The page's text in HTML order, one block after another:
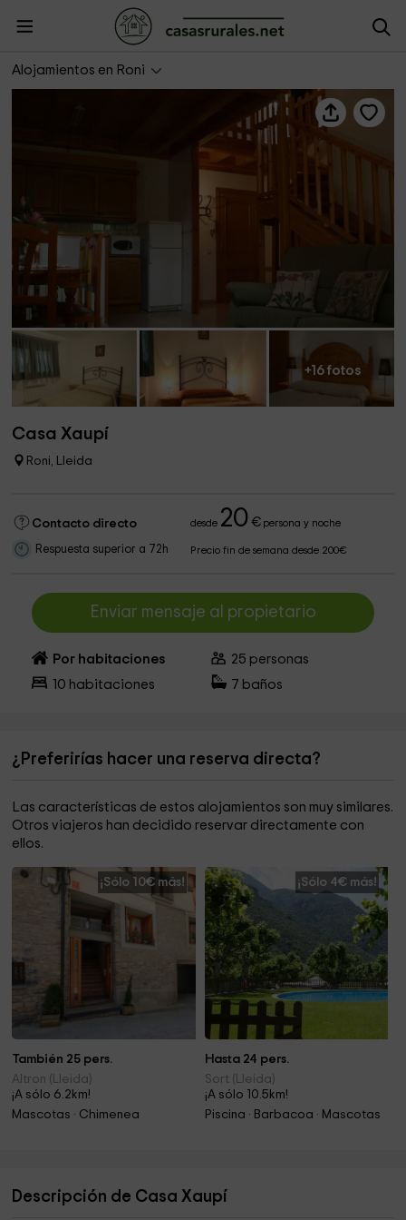
Alojamientos en Roni
+16 fotos
Casa Xaupí
Roni, Lleida
Contacto directo desde 20 €persona y noche
Respuesta superior a 72h Precio fin de semana desde 200€
Enviar mensaje al propietario
Por habitaciones 25 personas
10 habitaciones 7 baños
¿Preferirías hacer una reserva directa?
Las características de estos alojamientos son muy similares.
Otros viajeros han decidido reservar directamente con
ellos.
¡Sólo 10€ más!
También 25 pers.
Altron (Lleida)
¡A sólo 6.2km!
Mascotas · Chimenea
¡Sólo 4€ más!
Hasta 24 pers.
Sort (Lleida)
¡A sólo 10.5km!
Piscina · Barbacoa · Mascotas
Descripción de Casa Xaupí